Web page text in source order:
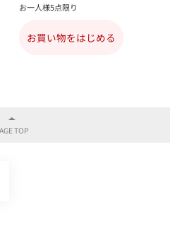
お一人様5点限り
お買い物をはじめる